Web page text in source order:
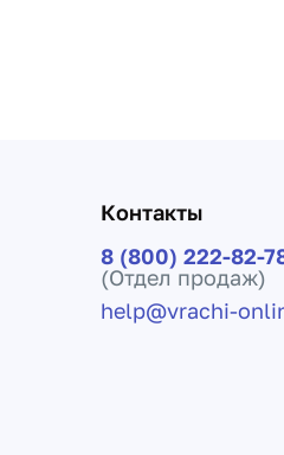
Контакты
8 (800) 222-82-
(Отдел продаж)
help@vrachi-